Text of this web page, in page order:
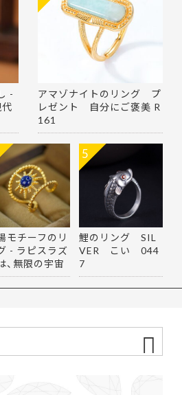
-
アマゾナイトのリング プ
レゼント 自分にご褒美 R
161
モチーフのリ
- ラピスラズ
、無限の宇宙
…
鯉のリング SIL
VER こい 044
7
5